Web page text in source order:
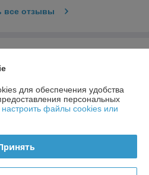
все отзывы
для обеспечения удобства
персональных
файлы cookies или